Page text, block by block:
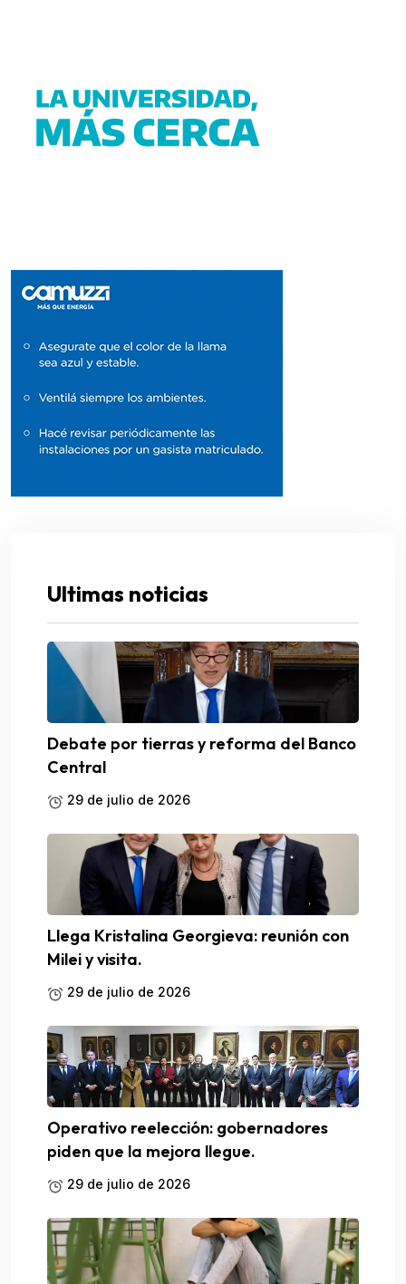
Ultimas noticias
Debate por tierras y reforma del Banco
Central
29 de julio de 2026
Llega Kristalina Georgieva: reunión con
Milei y visita.
29 de julio de 2026
Operativo reelección: gobernadores
piden que la mejora llegue.
29 de julio de 2026